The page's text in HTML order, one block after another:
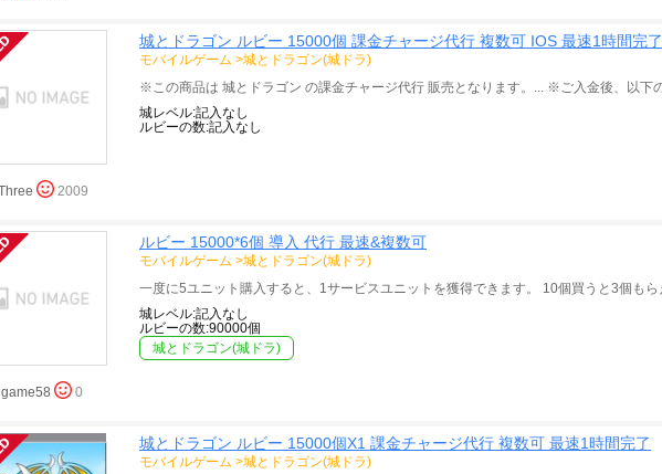
城とドラゴン ルビー 15000個 課金チャージ代行 複数可 IOS 最速1時間完了
モバイルゲーム >城とドラゴン(城ドラ)
城レベル:記入なし
ルビーの数:記入なし
2009
ルビー 15000*6個 導入 代行 最速&複数可
モバイルゲーム >城とドラゴン(城ドラ)
城レベル:記入なし
ルビーの数:90000個
城とドラゴン(城ドラ)
0
城とドラゴン ルビー 15000個X1 課金チャージ代行 複数可 最速1時間完了
モバイルゲーム >城とドラゴン(城ドラ)